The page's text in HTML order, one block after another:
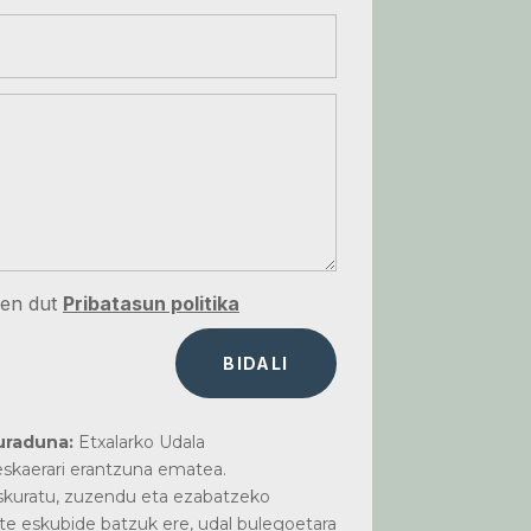
dut Pribatasun politika
BIDALI
Etxalarko Udala
erantzuna ematea.
zuzendu eta ezabatzeko
eskubide batzuk ere, udal bulegoetara